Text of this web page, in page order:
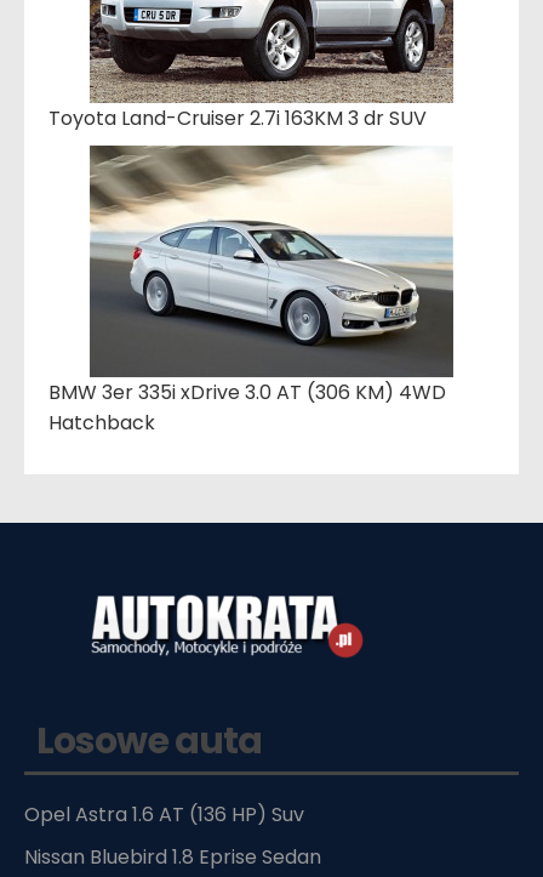
Toyota Land-Cruiser 2.7i 163KM 3 dr SUV
BMW 3er 335i xDrive 3.0 AT (306 KM) 4WD
Hatchback
Losowe auta
Opel Astra 1.6 AT (136 HP) Suv
Nissan Bluebird 1.8 Eprise Sedan